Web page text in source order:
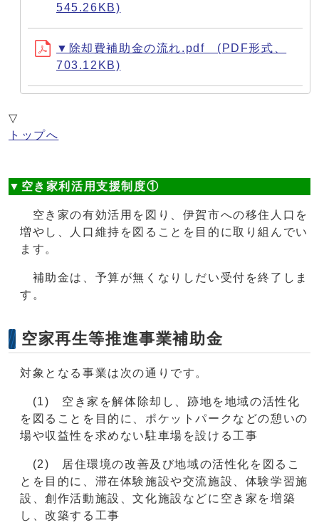
545.26KB)
▼除却費補助金の流れ.pdf (PDF形式、
703.12KB)
▽
トップへ
▼空き家利活用支援制度①
空き家の有効活用を図り、伊賀市への移住人口を
増やし、人口維持を図ることを目的に取り組んでい
ます。
補助金は、予算が無くなりしだい受付を終了しま
す。
空家再生等推進事業補助金
対象となる事業は次の通りです。
(1) 空き家を解体除却し、跡地を地域の活性化
を図ることを目的に、ポケットパークなどの憩いの
場や収益性を求めない駐車場を設ける工事
(2) 居住環境の改善及び地域の活性化を図るこ
とを目的に、滞在体験施設や交流施設、体験学習施
設、創作活動施設、文化施設などに空き家を増築
し、改築する工事